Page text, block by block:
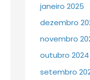
janeiro 2025
dezembro
novembro
outubro 2024
setembro